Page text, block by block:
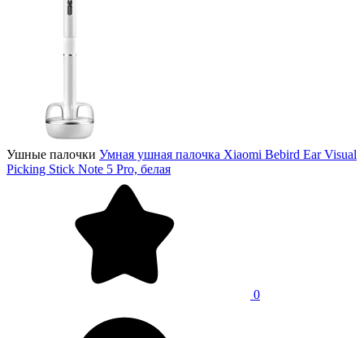
Ушные палочки Умная ушная палочка Xiaomi Bebird Ear Visual
Picking Stick Note 5 Pro, белая
0